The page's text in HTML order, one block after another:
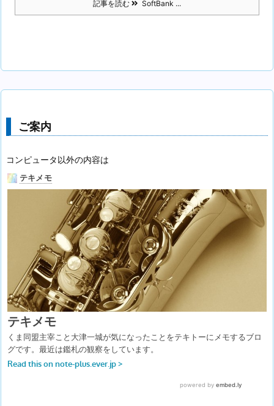
記事を読む SoftBank ...
ご案内
コンピュータ以外の内容は